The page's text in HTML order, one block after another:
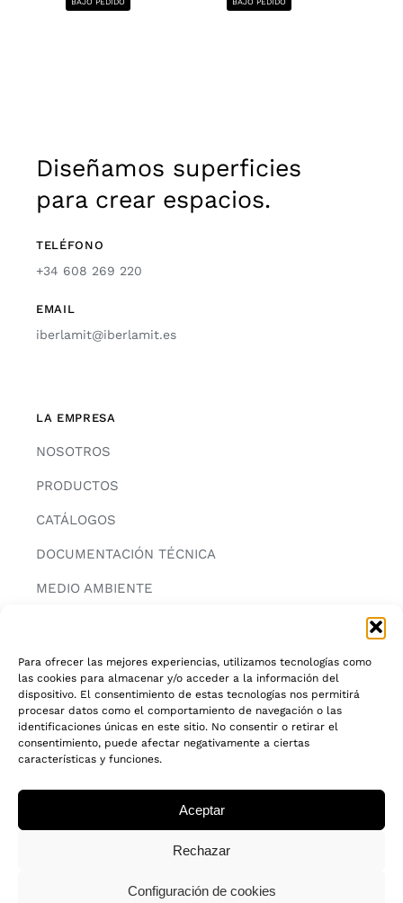
Para ofrecer las mejores experiencias, utilizamos tecnologías como
las cookies para almacenar y/o acceder a la información del
dispositivo. El consentimiento de estas tecnologías nos permitirá
procesar datos como el comportamiento de navegación o las
identificaciones únicas en este sitio. No consentir o retirar el
consentimiento, puede afectar negativamente a ciertas
características y funciones.
Aceptar
Rechazar
Configuración de cookies
BAJO PEDIDO BAJO PEDIDO
Diseñamos superficies
para crear espacios.
TELÉFONO
+34 608 269 220
EMAIL
iberlamit@iberlamit.es
LA EMPRESA
NOSOTROS
PRODUCTOS
CATÁLOGOS
DOCUMENTACIÓN TÉCNICA
MEDIO AMBIENTE
INFORMACIÓN
AVISO LEGAL
POLITICA DE PRIVACIDAD
CADENA DE CUSTODIA FSC®